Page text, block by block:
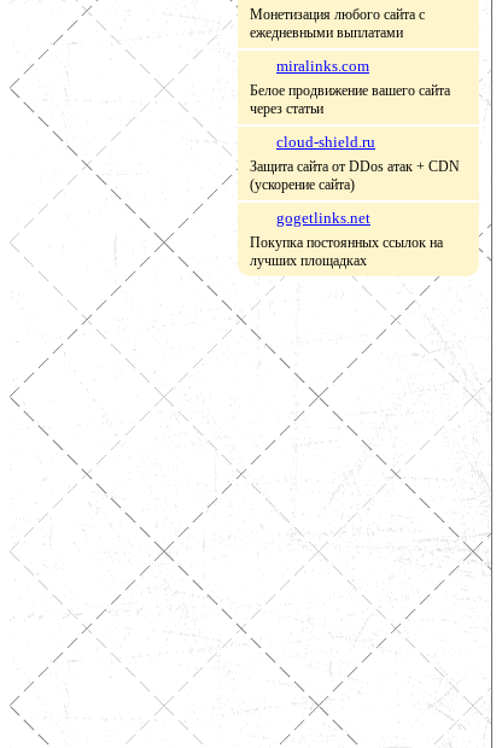
Монетизация любого сайта с
ежедневными выплатами
miralinks.com
Белое продвижение вашего сайта
через статьи
cloud-shield.ru
Защита сайта от DDos атак + CDN
(ускорение сайта)
gogetlinks.net
Покупка постоянных ссылок на
лучших площадках